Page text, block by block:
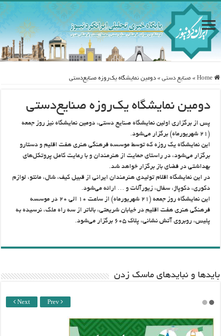
Home
» صنایع دستی » دومین نمایشگاه یک‌روزه صنایع‌دستی
دومین نمایشگاه یک‌روزه صنایع‌دستی
پس از برگزاری اولین نمایشگاه صنایع دستی، دومین نمایشگاه نیز روز جمعه
(۲۱ شهریورماه) برگزار می‌شود.
این نمایشگاه یک روزه که توسط موسسه فرهنگی هنری هفت اقلیم و دستارو
برگزار می‌شود، در راستای حمایت از هنرمندان و با رعایت کامل پروتکل‌های
بهداشتی در فضای باز برگزار خواهد شد.
در این نمایشگاه اقلام تولیدی هنرمندان ایرانی از قبیل کیف، شال، مانتو، لوازم
دکوری، دکوپاژ، سفال، زیورآلات و … ارائه می‌شود.
این نمایشگاه روز جمعه (۲۱ شهریورماه) از ساعت ۱۰ الی ۲۰ در موسسه
فرهنگی هنری هفت اقلیم در خیابان شریعتی، بالاتر از سه راه ملک، نرسیده به
پلیس، روبروی آتش نشانی، پلاک ۶۰۵ برگزار می‌شود.
باید‌ها و نبایدهای ماسک زدن
Next Prev